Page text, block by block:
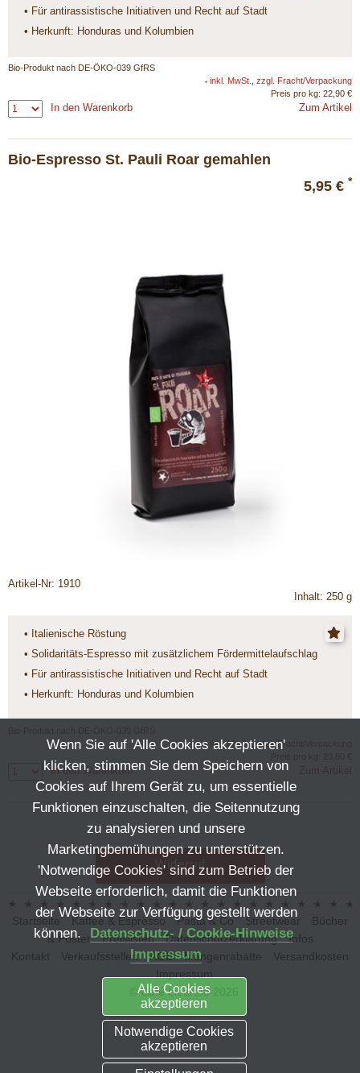
• Für antirassistische Initiativen und Recht auf Stadt
• Herkunft: Honduras und Kolumbien
Bio-Produkt nach DE-ÖKO-039 GfRS
* inkl. MwSt., zzgl. Fracht/Verpackung
Preis pro kg: 22,90 €
In den Warenkorb Zum Artikel
Bio-Espresso St. Pauli Roar gemahlen
5,95 € *
Artikel-Nr: 1910
Inhalt: 250 g
• Italienische Röstung
• Solidaritäts-Espresso mit zusätzlichem Fördermittelaufschlag
• Für antirassistische Initiativen und Recht auf Stadt
• Herkunft: Honduras und Kolumbien
Bio-Produkt nach DE-ÖKO-039 GfRS
*
inkl. MwSt., zzgl. Fracht/Verpackung
Preis pro kg: 23,80 €
In den Warenkorb
Widerruf
Startseite Kaffee & Espresso Pasta & Co Streetwear
Bücher
& Poster
Preislisten Datenschutzerklärung
Infos
Kontakt
Verkaufsstellen AGB Mengenrabatte
Versandkosten
Impressum
© Café Libertad 2026
Wenn Sie auf 'Alle Cookies akzeptieren'
klicken, stimmen Sie dem Speichern von
Cookies auf Ihrem Gerät zu, um essentielle
Funktionen einzuschalten, die Seitennutzung
zu analysieren und unsere
Marketingbemühungen zu unterstützen.
'Notwendige Cookies' sind zum Betrieb der
Webseite erforderlich, damit die Funktionen
der Webseite zur Verfügung gestellt werden
können. Datenschutz- / Cookie-Hinweise
Impressum
Alle Cookies
akzeptieren
Notwendige Cookies
akzeptieren